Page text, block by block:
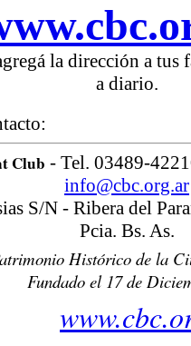
la dirección a
a diario.
Club - Tel. 03489-
info@cbc.org.ar
S/N - Ribera del
Pcia. Bs. As.
Histórico de la
Fundado el 17 de